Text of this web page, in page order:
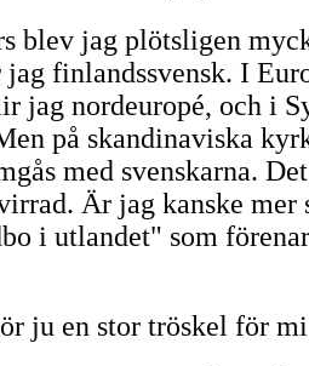
blev jag plötsligen
finlandssvensk. I
jag nordeuropé, och i
på skandinaviska
med svenskarna.
Är jag kanske mer
i utlandet" som
ju en stor tröskel för